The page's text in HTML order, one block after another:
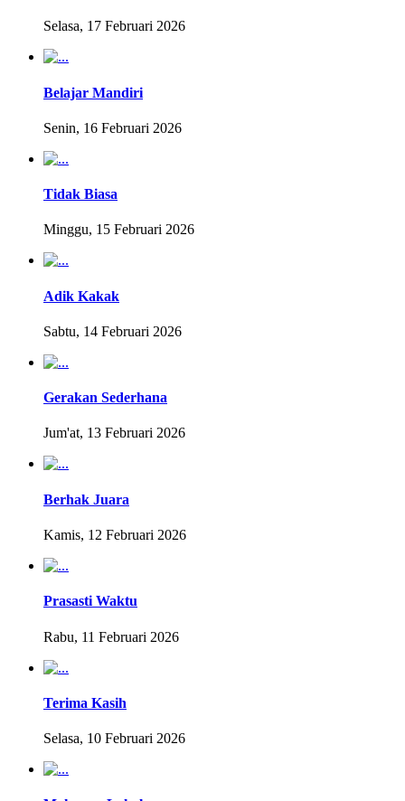
Selasa, 17 Februari 2026
Belajar Mandiri
Senin, 16 Februari 2026
Tidak Biasa
Minggu, 15 Februari 2026
Adik Kakak
Sabtu, 14 Februari 2026
Gerakan Sederhana
Jum'at, 13 Februari 2026
Berhak Juara
Kamis, 12 Februari 2026
Prasasti Waktu
Rabu, 11 Februari 2026
Terima Kasih
Selasa, 10 Februari 2026